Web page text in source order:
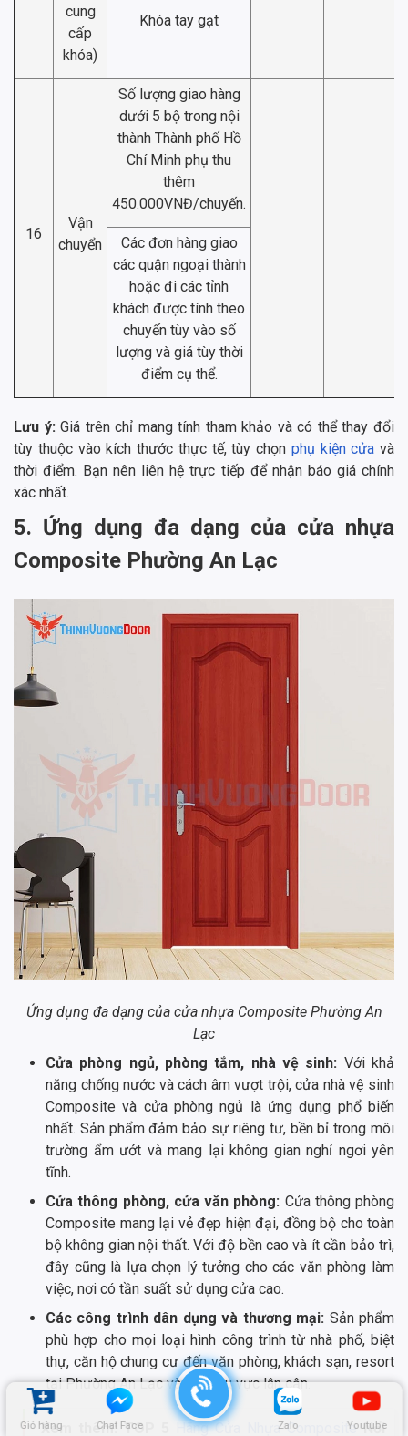
Giỏ hàng Chat Face Zalo Youtube
cung
cấp
khóa)
Khóa tay gạt
16
Vận
chuyển
Số lượng giao hàng
dưới 5 bộ trong nội
thành Thành phố Hồ
Chí Minh phụ thu
thêm
450.000VNĐ/chuyến.
Các đơn hàng giao
các quận ngoại thành
hoặc đi các tỉnh
khách được tính theo
chuyến tùy vào số
lượng và giá tùy thời
điểm cụ thể.
Lưu ý:Giá trên chỉ mang tính tham khảo và có thể thay đổi
tùy thuộc vào kích thước thực tế, tùy chọn phụ kiện cửa và
thời điểm. Bạn nên liên hệ trực tiếp để nhận báo giá chính
xác nhất.
5. Ứng dụng đa dạng của cửa nhựa
Composite Phường An Lạc
Ứng dụng đa dạng của cửa nhựa Composite Phường An
Lạc
Cửa phòng ngủ, phòng tắm, nhà vệ sinh: Với khả
năng chống nước và cách âm vượt trội, cửa nhà vệ sinh
Composite và cửa phòng ngủ là ứng dụng phổ biến
nhất. Sản phẩm đảm bảo sự riêng tư, bền bỉ trong môi
trường ẩm ướt và mang lại không gian nghỉ ngơi yên
tĩnh.
Cửa thông phòng, cửa văn phòng: Cửa thông phòng
Composite mang lại vẻ đẹp hiện đại, đồng bộ cho toàn
bộ không gian nội thất. Với độ bền cao và ít cần bảo trì,
đây cũng là lựa chọn lý tưởng cho các văn phòng làm
việc, nơi có tần suất sử dụng cửa cao.
Các công trình dân dụng và thương mại: Sản phẩm
phù hợp cho mọi loại hình công trình từ nhà phố, biệt
thự, căn hộ chung cư đến văn phòng, khách sạn, resort
tại Phường An Lạc và các khu vực lân cận.
Xem thêm: TOP 5 Hãng Cửa Nhựa CompositeNổi